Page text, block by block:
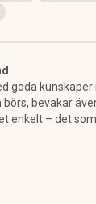
goda
börs, bevakar
enkelt – det